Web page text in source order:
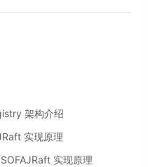
架构介绍
实现原理
实现原理